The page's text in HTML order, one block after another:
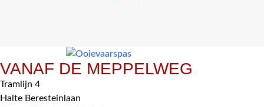
VANAF DE MEPPELWEG
Tramlijn 4
Halte Beresteinlaan